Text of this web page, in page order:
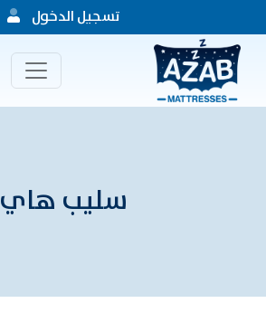
تسجيل الدخول
سليب هاي